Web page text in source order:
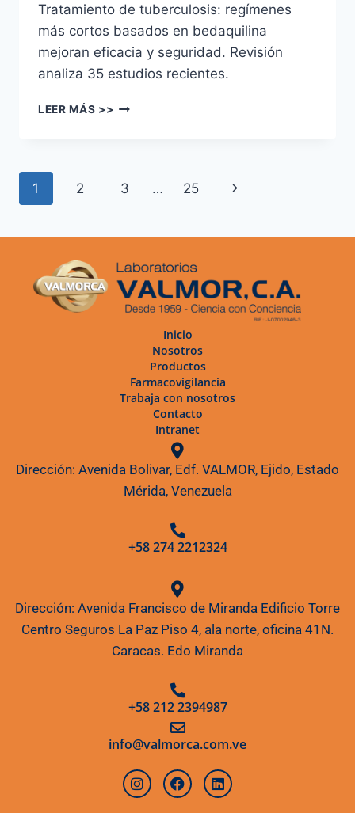
Tratamiento de tuberculosis: regímenes
más cortos basados en bedaquilina
mejoran eficacia y seguridad. Revisión
analiza 35 estudios recientes.
LEER MÁS >>
1 2 3 … 25
Inicio
Nosotros
Productos
Farmacovigilancia
Trabaja con nosotros
Contacto
Intranet
Dirección: Avenida Bolivar, Edf. VALMOR, Ejido, Estado
Mérida, Venezuela
+58 274 2212324
Dirección: Avenida Francisco de Miranda Edificio Torre
Centro Seguros La Paz Piso 4, ala norte, oficina 41N.
Caracas. Edo Miranda
+58 212 2394987
info@valmorca.com.ve